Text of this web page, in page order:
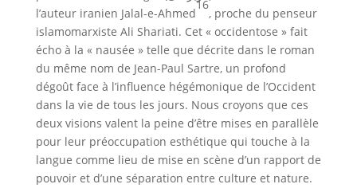
l’auteur iranien Jalal-e-Ahmed
16
, proche du penseur
islamomarxiste Ali Shariati. Cet « occidentose » fait
écho à la « nausée » telle que décrite dans le roman
du même nom de Jean-Paul Sartre, un profond
dégoût face à l’influence hégémonique de l’Occident
dans la vie de tous les jours. Nous croyons que ces
deux visions valent la peine d’être mises en parallèle
pour leur préoccupation esthétique qui touche à la
langue comme lieu de mise en scène d’un rapport de
pouvoir et d’une séparation entre culture et nature.